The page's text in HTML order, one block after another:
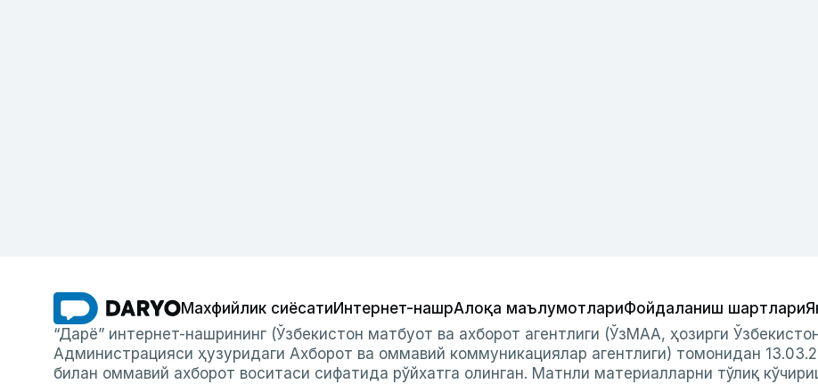
Махфийлик сиёсатиИнтернет-нашрАлоқа маълумотлариФойдаланиш шартлари
“Дарё” интернет-нашрининг (Ўзбекистон матбуот ва ахборот агентлиги (ЎзМАА, ҳозирги
Администрацияси ҳузуридаги Ахборот ва оммавий коммуникациялар агентлиги) томонидан
билан оммавий ахборот воситаси сифатида рўйхатга олинган. Матнли материалларни тўлиқ